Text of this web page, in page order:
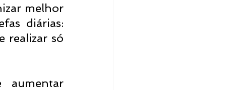
melhor
diárias:
realizar só